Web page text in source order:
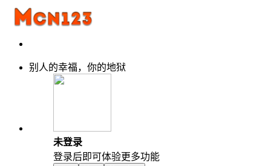
别人的幸福，你的地狱
未登录
登录后即可体验更多功能